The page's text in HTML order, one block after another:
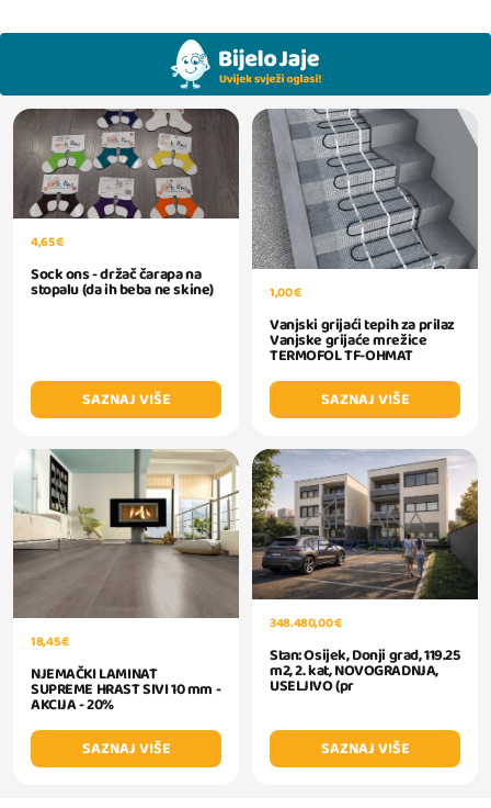
4,65 €
Sock ons - držač čarapa na
stopalu (da ih beba ne skine)
SAZNAJ VIŠE
1,00 €
Vanjski grijaći tepih za prilaz
Vanjske grijaće mrežice
TERMOFOL TF-OHMAT
SAZNAJ VIŠE
18,45 €
NJEMAČKI LAMINAT
SUPREME HRAST SIVI 10 mm -
AKCIJA - 20%
SAZNAJ VIŠE
348.480,00 €
Stan: Osijek, Donji grad, 119.25
m2, 2. kat, NOVOGRADNJA,
USELJIVO (pr
SAZNAJ VIŠE